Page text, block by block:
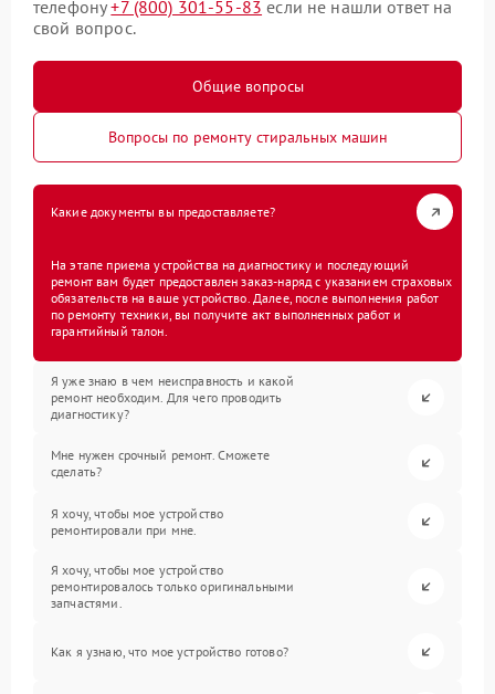
телефону+7 (800) 301-55-83 если не нашли ответ на
свой вопрос.
Общие вопросы
Вопросы по ремонту стиральных машин
Какие документы вы предоставляете?
На этапе приема устройства на диагностику и последующий
ремонт вам будет предоставлен заказ-наряд с указанием страховых
обязательств на ваше устройство. Далее, после выполнения работ
по ремонту техники, вы получите акт выполненных работ и
гарантийный талон.
Я уже знаю в чем неисправность и какой
ремонт необходим. Для чего проводить
диагностику?
Мне нужен срочный ремонт. Сможете
сделать?
Я хочу, чтобы мое устройство
ремонтировали при мне.
Я хочу, чтобы мое устройство
ремонтировалось только оригинальными
запчастями.
Как я узнаю, что мое устройство готово?